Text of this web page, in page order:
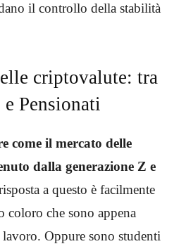
il controllo della stabilità
criptovalute: tra
e Pensionati
come il mercato delle
dalla generazione Z e
a questo è facilmente
coloro che sono appena
Oppure sono studenti